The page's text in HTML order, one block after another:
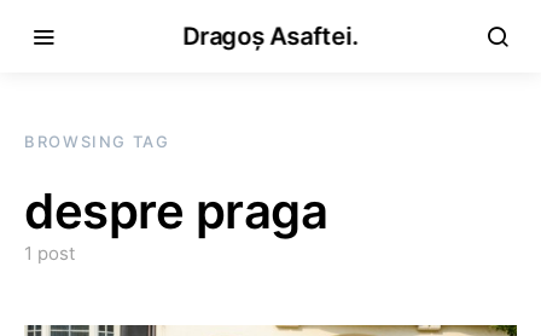
Dragoș Asaftei.
BROWSING TAG
despre praga
1 post